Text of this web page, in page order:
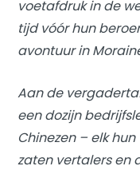
voetafdruk in de
tijd vóór hun
avontuur in
Aan de
een dozijn
Chinezen – elk
zaten vertalers en